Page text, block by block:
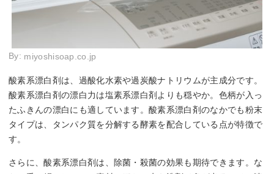
By: miyoshisoap.co.jp
酸素系漂白剤は、過酸化水素や過炭酸ナトリウムが主成分です。
酸素系漂白剤の漂白力は塩素系漂白剤よりも穏やか。色柄が入っ
たふきんの漂白にも適しています。酸素系漂白剤のなかでも粉末
タイプは、タンパク質を分解する酵素を配合している点が特徴で
す。
さらに、酸素系漂白剤は、除菌・殺菌の効果も期待できます。な